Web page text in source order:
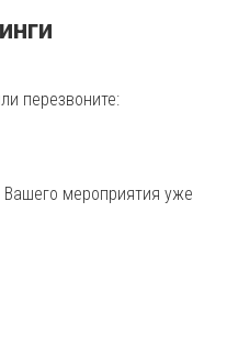
перезвоните:
Вашего мероприятия уже